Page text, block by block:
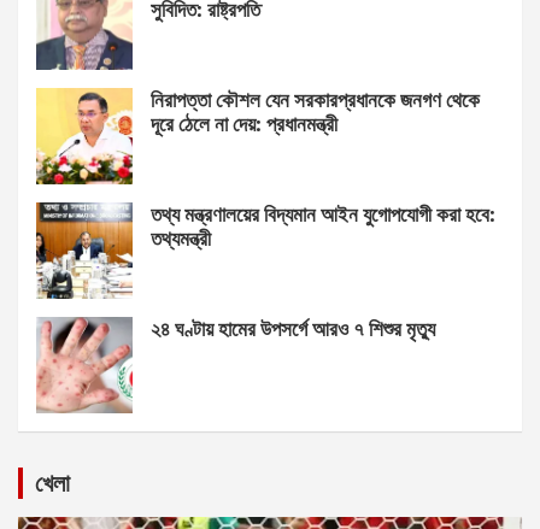
সুবিদিত: রাষ্ট্রপতি
নিরাপত্তা কৌশল যেন সরকারপ্রধানকে জনগণ থেকে
দূরে ঠেলে না দেয়: প্রধানমন্ত্রী
তথ্য মন্ত্রণালয়ের বিদ্যমান আইন যুগোপযোগী করা হবে:
তথ্যমন্ত্রী
২৪ ঘণ্টায় হামের উপসর্গে আরও ৭ শিশুর মৃত্যু
খেলা